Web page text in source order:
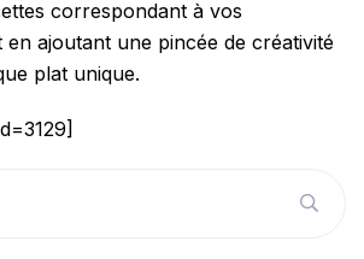
correspondant à vos
ajoutant une pincée de créativité
plat unique.